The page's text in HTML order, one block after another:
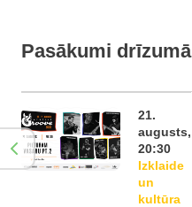
Pasākumi drīzumā
21.
augusts,
20:30
Izklaide
un
kultūra